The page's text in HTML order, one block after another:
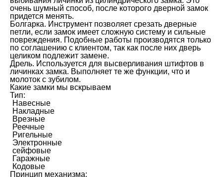
очень шумный способ, после которого дверной замок
придется менять.
Болгарка. Инструмент позволяет срезать дверные
петли, если замок имеет сложную систему и сильные
повреждения. Подобные работы производятся только
по соглашению с клиентом, так как после них дверь
целиком подлежит замене.
Дрель. Используется для высверливания штифтов в
личинках замка. Выполняет те же функции, что и
молоток с зубилом.
Какие замки мы вскрываем
Тип:
Навесные
Накладные
Врезные
Реечные
Ригельные
Электронные
сейфовые
Гаражные
Кодовые
Принцип механизма: